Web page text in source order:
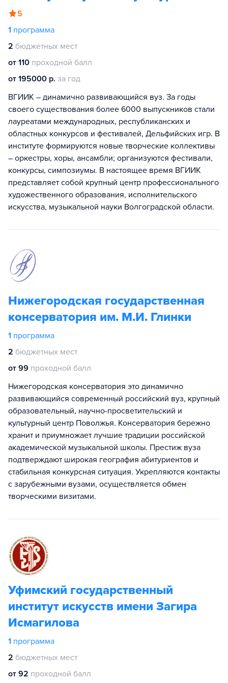
5
1 программа
2 бюджетных мест
от 110 проходной балл
от 195000 р. за год
ВГИИК – динамично развивающийся вуз. За годы
своего существования более 6000 выпускников стали
лауреатами международных, республиканских и
областных конкурсов и фестивалей, Дельфийских игр. В
институте формируются новые творческие коллективы
– оркестры, хоры, ансамбли; организуются фестивали,
конкурсы, симпозиумы. В настоящее время ВГИИК
представляет собой крупный центр профессионального
художественного образования, исполнительского
искусства, музыкальной науки Волгоградской области.
Нижегородская государственная
консерватория им. М.И. Глинки
1 программа
2 бюджетных мест
от 99 проходной балл
Нижегородская консерватория это динамично
развивающийся современный российский вуз, крупный
образовательный, научно-просветительский и
культурный центр Поволжья. Консерватория бережно
хранит и приумножает лучшие традиции российской
академической музыкальной школы. Престиж вуза
подтверждают широкая география абитуриентов и
стабильная конкурсная ситуация. Укрепляются контакты
с зарубежными вузами, осуществляется обмен
творческими визитами.
Уфимский государственный
институт искусств имени Загира
Исмагилова
1 программа
2 бюджетных мест
от 92 проходной балл